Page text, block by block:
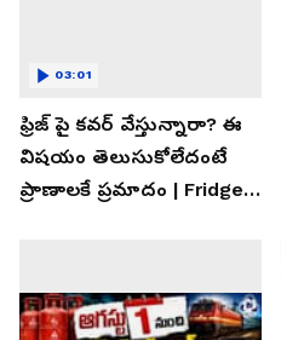
ఫ్రిజ్ పై కవర్ వేస్తున్నారా? ఈ
విషయం తెలుసుకోలేదంటే
ప్రాణాలకే ప్రమాదం | Fridge
03:01